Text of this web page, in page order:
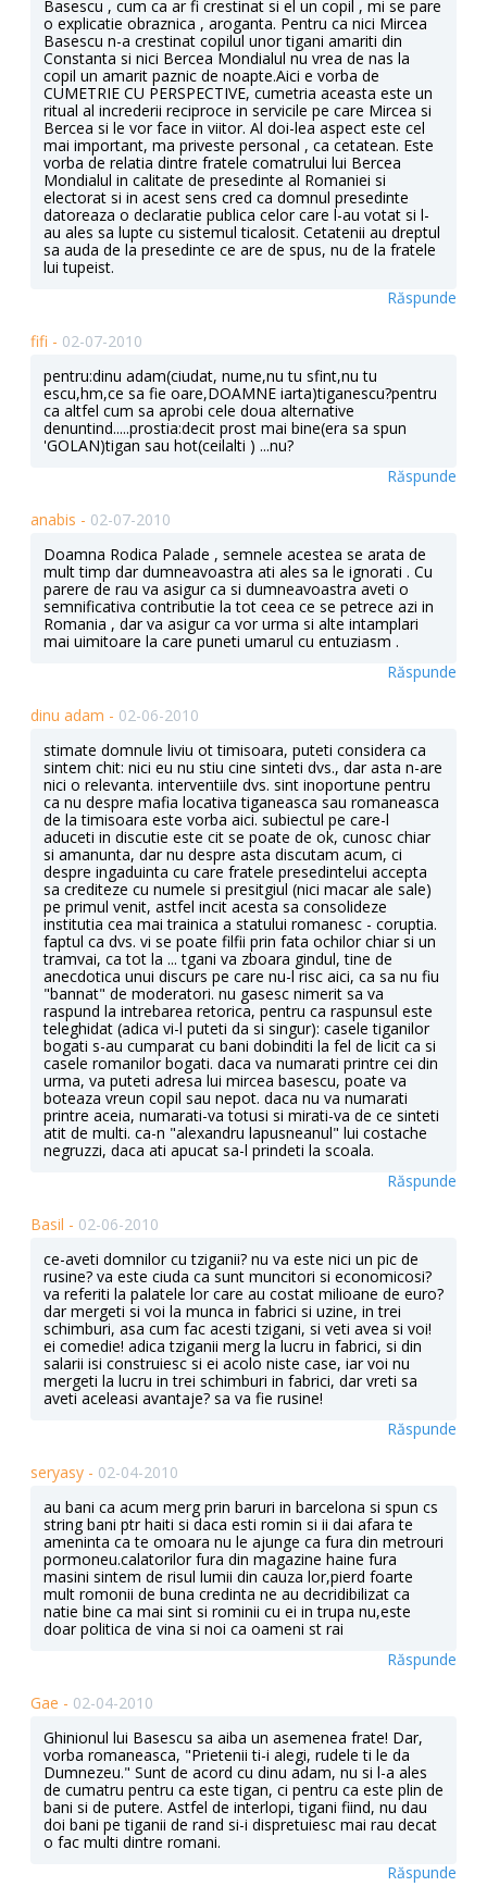
Basescu , cum ca ar fi crestinat si el un copil , mi se pare
o explicatie obraznica , aroganta. Pentru ca nici Mircea
Basescu n-a crestinat copilul unor tigani amariti din
Constanta si nici Bercea Mondialul nu vrea de nas la
copil un amarit paznic de noapte.Aici e vorba de
CUMETRIE CU PERSPECTIVE, cumetria aceasta este un
ritual al increderii reciproce in servicile pe care Mircea si
Bercea si le vor face in viitor. Al doi-lea aspect este cel
mai important, ma priveste personal , ca cetatean. Este
vorba de relatia dintre fratele comatrului lui Bercea
Mondialul in calitate de presedinte al Romaniei si
electorat si in acest sens cred ca domnul presedinte
datoreaza o declaratie publica celor care l-au votat si l-
au ales sa lupte cu sistemul ticalosit. Cetatenii au dreptul
sa auda de la presedinte ce are de spus, nu de la fratele
lui tupeist.
Răspunde
fifi - 02-07-2010
pentru:dinu adam(ciudat, nume,nu tu sfint,nu tu
escu,hm,ce sa fie oare,DOAMNE iarta)tiganescu?pentru
ca altfel cum sa aprobi cele doua alternative
denuntind.....prostia:decit prost mai bine(era sa spun
'GOLAN)tigan sau hot(ceilalti ) ...nu?
Răspunde
anabis - 02-07-2010
Doamna Rodica Palade , semnele acestea se arata de
mult timp dar dumneavoastra ati ales sa le ignorati . Cu
parere de rau va asigur ca si dumneavoastra aveti o
semnificativa contributie la tot ceea ce se petrece azi in
Romania , dar va asigur ca vor urma si alte intamplari
mai uimitoare la care puneti umarul cu entuziasm .
Răspunde
dinu adam - 02-06-2010
stimate domnule liviu ot timisoara, puteti considera ca
sintem chit: nici eu nu stiu cine sinteti dvs., dar asta n-are
nici o relevanta. interventiile dvs. sint inoportune pentru
ca nu despre mafia locativa tiganeasca sau romaneasca
de la timisoara este vorba aici. subiectul pe care-l
aduceti in discutie este cit se poate de ok, cunosc chiar
si amanunta, dar nu despre asta discutam acum, ci
despre ingaduinta cu care fratele presedintelui accepta
sa crediteze cu numele si presitgiul (nici macar ale sale)
pe primul venit, astfel incit acesta sa consolideze
institutia cea mai trainica a statului romanesc - coruptia.
faptul ca dvs. vi se poate filfii prin fata ochilor chiar si un
tramvai, ca tot la ... tgani va zboara gindul, tine de
anecdotica unui discurs pe care nu-l risc aici, ca sa nu fiu
"bannat" de moderatori. nu gasesc nimerit sa va
raspund la intrebarea retorica, pentru ca raspunsul este
teleghidat (adica vi-l puteti da si singur): casele tiganilor
bogati s-au cumparat cu bani dobinditi la fel de licit ca si
casele romanilor bogati. daca va numarati printre cei din
urma, va puteti adresa lui mircea basescu, poate va
boteaza vreun copil sau nepot. daca nu va numarati
printre aceia, numarati-va totusi si mirati-va de ce sinteti
atit de multi. ca-n "alexandru lapusneanul" lui costache
negruzzi, daca ati apucat sa-l prindeti la scoala.
Răspunde
Basil - 02-06-2010
ce-aveti domnilor cu tziganii? nu va este nici un pic de
rusine? va este ciuda ca sunt muncitori si economicosi?
va referiti la palatele lor care au costat milioane de euro?
dar mergeti si voi la munca in fabrici si uzine, in trei
schimburi, asa cum fac acesti tzigani, si veti avea si voi!
ei comedie! adica tziganii merg la lucru in fabrici, si din
salarii isi construiesc si ei acolo niste case, iar voi nu
mergeti la lucru in trei schimburi in fabrici, dar vreti sa
aveti aceleasi avantaje? sa va fie rusine!
Răspunde
seryasy - 02-04-2010
au bani ca acum merg prin baruri in barcelona si spun cs
string bani ptr haiti si daca esti romin si ii dai afara te
ameninta ca te omoara nu le ajunge ca fura din metrouri
pormoneu.calatorilor fura din magazine haine fura
masini sintem de risul lumii din cauza lor,pierd foarte
mult romonii de buna credinta ne au decridibilizat ca
natie bine ca mai sint si rominii cu ei in trupa nu,este
doar politica de vina si noi ca oameni st rai
Răspunde
Gae - 02-04-2010
Ghinionul lui Basescu sa aiba un asemenea frate! Dar,
vorba romaneasca, "Prietenii ti-i alegi, rudele ti le da
Dumnezeu." Sunt de acord cu dinu adam, nu si l-a ales
de cumatru pentru ca este tigan, ci pentru ca este plin de
bani si de putere. Astfel de interlopi, tigani fiind, nu dau
doi bani pe tiganii de rand si-i dispretuiesc mai rau decat
o fac multi dintre romani.
Răspunde